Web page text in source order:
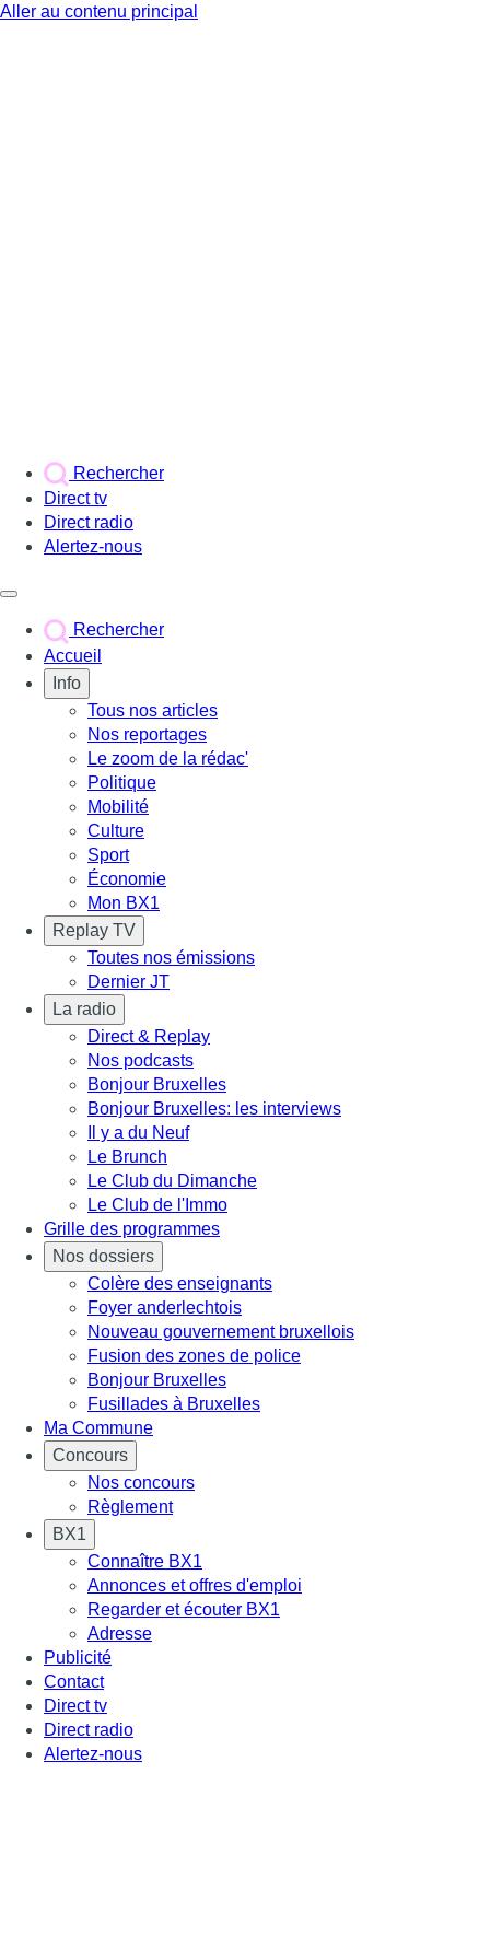
Aller au contenu principal
Rechercher
Direct tv
Direct radio
Alertez-nous
Rechercher
Accueil
Info
Tous nos articles
Nos reportages
Le zoom de la rédac'
Politique
Mobilité
Culture
Sport
Économie
Mon BX1
Replay TV
Toutes nos émissions
Dernier JT
La radio
Direct & Replay
Nos podcasts
Bonjour Bruxelles
Bonjour Bruxelles: les interviews
Il y a du Neuf
Le Brunch
Le Club du Dimanche
Le Club de l'Immo
Grille des programmes
Nos dossiers
Colère des enseignants
Foyer anderlechtois
Nouveau gouvernement bruxellois
Fusion des zones de police
Bonjour Bruxelles
Fusillades à Bruxelles
Ma Commune
Concours
Nos concours
Règlement
BX1
Connaître BX1
Annonces et offres d'emploi
Regarder et écouter BX1
Adresse
Publicité
Contact
Direct tv
Direct radio
Alertez-nous